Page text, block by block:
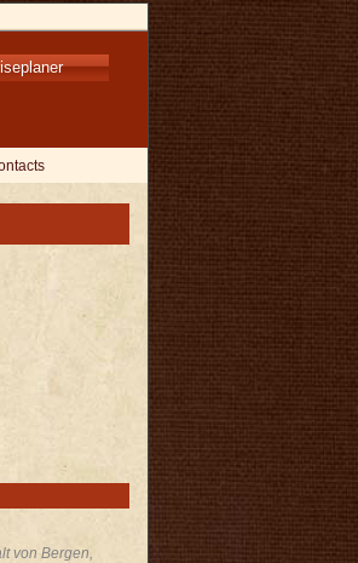
von Bergen,